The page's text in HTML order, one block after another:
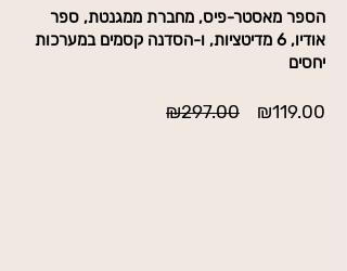
הספר מאסטר-פיס, מחברת ממגנטת, ספר
אודיו, 6 מדיטציות, ו-הסדנה קסמים במערכות
יחסים
₪297.00
מחיר
₪119.00